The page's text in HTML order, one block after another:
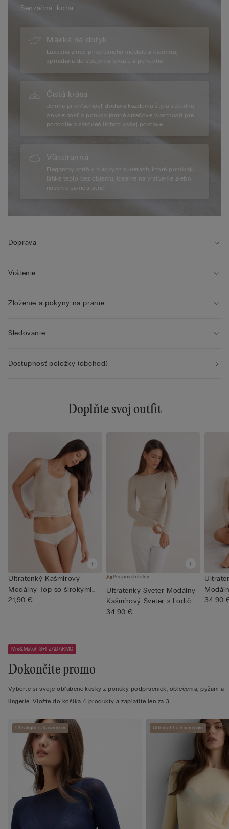
Senzáčná ikona.
Mäkká na dotyk
Luxusná zmes priedušného modalu a kašmíru,
spriadaná do spojenia luxusu a pohodlia.
Čistá krása
Jemná priehľadnosť dodáva každému štýlu subtílnu
zmyselnosť a ponúka jemné strečové vlastnosti pre
pohodlie a zároveň lichotí vašej postave.
Všestranná
Elegantný strih v hladkých siluetách, ktoré ponúkajú
ľahké teplo bez objemu, ideálne na vrstvenie alebo
nosenie samostatne.
Doprava
Vrátenie
Zloženie a pokyny na pranie
Sledovanie
Dostupnosť položky (obchod)
Doplňte svoj outfit
Ultratenký Kašmírový
Modálny Top so širokými
ramie...
21,90 €
Prispôsobiteľný
Ultratenký Sveter Modálny
Kašmírový Sveter s Lodič...
34,90 €
34,90
Mix&Match 3+1 ZADARMO
Dokončite promo
Vyberte si svoje obľúbené kúsky z ponuky podprseniek, oblečenia, pyžám a
lingerie. Vložte do košíka 4 produkty a zaplatíte len za 3
Ultralight s kašmírom Ultralight s kašmírom